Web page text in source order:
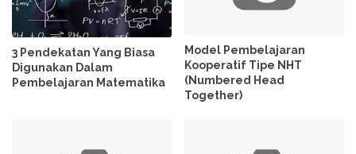
3 Pendekatan Yang Biasa
Digunakan Dalam
Pembelajaran Matematika
Model Pembelajaran
Kooperatif Tipe NHT
(Numbered Head
Together)